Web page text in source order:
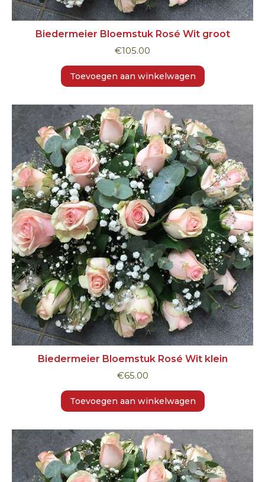
Biedermeier Bloemstuk Rosé Wit groot
€105.00
Toevoegen aan winkelwagen
Biedermeier Bloemstuk Rosé Wit klein
€65.00
Toevoegen aan winkelwagen